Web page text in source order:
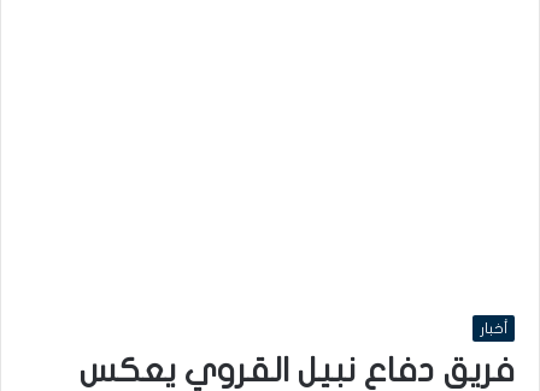
أخبار
فريق دفاع نبيل القروي يعكس